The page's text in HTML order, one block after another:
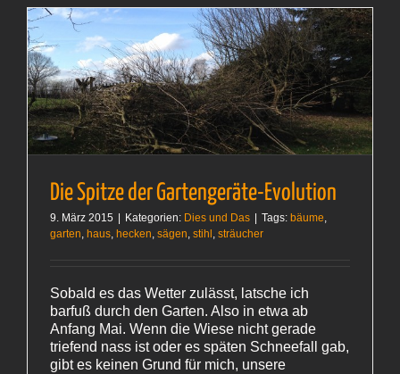
Die Spitze der Gartengeräte-Evolution
9. März 2015 Kategorien: Dies und Das Tags: bäume,
garten, haus, hecken, sägen, stihl , sträucher
Sobald es das Wetter zulässt, latsche ich
barfuß durch den Garten. Also in etwa ab
Anfang Mai. Wenn die Wiese nicht gerade
triefend nass ist oder es späten Schneefall gab,
gibt es keinen Grund für mich, unsere